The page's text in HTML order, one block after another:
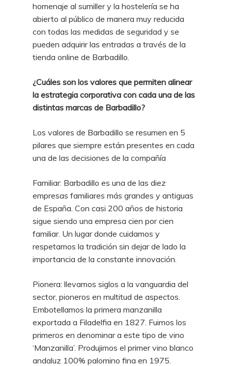
homenaje al sumiller y la hostelería se ha
abierto al público de manera muy reducida
con todas las medidas de seguridad y se
pueden adquirir las entradas a través de la
tienda online de Barbadillo.
¿Cuáles son los valores que permiten alinear
la estrategia corporativa con cada una de las
distintas marcas de Barbadillo?
Los valores de Barbadillo se resumen en 5
pilares que siempre están presentes en cada
una de las decisiones de la compañía
Familiar: Barbadillo es una de las diez
empresas familiares más grandes y antiguas
de España. Con casi 200 años de historia
sigue siendo una empresa cien por cien
familiar. Un lugar donde cuidamos y
respetamos la tradición sin dejar de lado la
importancia de la constante innovación.
Pionera: llevamos siglos a la vanguardia del
sector, pioneros en multitud de aspectos.
Embotellamos la primera manzanilla
exportada a Filadelfia en 1827. Fuimos los
primeros en denominar a este tipo de vino
‘Manzanilla’. Produjimos el primer vino blanco
andaluz 100% palomino fina en 1975.